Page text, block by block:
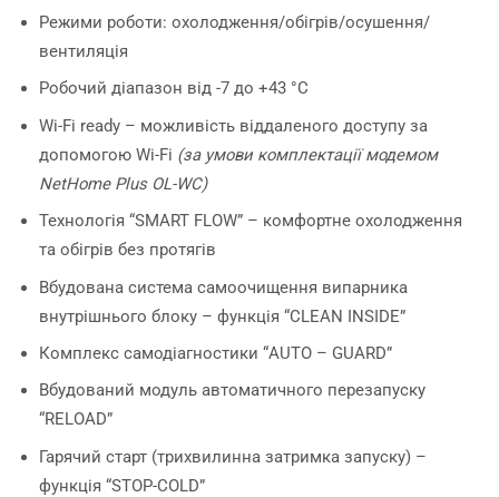
Режими роботи: охолодження/обігрів/осушення/
вентиляція
Робочий діапазон від -7 до +43 °C
Wi-Fi ready – можливість віддаленого доступу за
допомогою Wi-Fi (за умови комплектації модемом
NetHome Plus OL-WC)
Технологія “SMART FLOW” – комфортне охолодження
та обігрів без протягів
Вбудована система самоочищення випарника
внутрішнього блоку – функція “CLEAN INSIDE”
Комплекс самодіагностики “AUTO – GUARD”
Вбудований модуль автоматичного перезапуску
“RELOAD”
Гарячий старт (трихвилинна затримка запуску) –
функція “STOP-COLD”